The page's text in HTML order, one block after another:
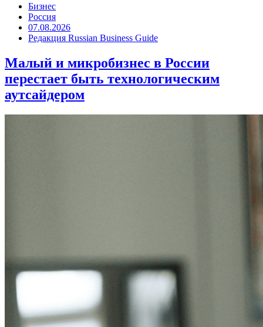
Бизнес
Россия
07.08.2026
Редакция Russian Business Guide
Малый и микробизнес в России
перестает быть технологическим
аутсайдером